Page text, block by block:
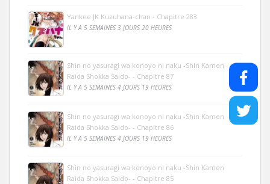
Yankee JK Kuzuhana-chan - Chapitre 283
IL Y A 5 SEMAINES 3 JOURS 20 HEURES
Shin no yasuragi wa konoyo ni naku -Shin Kamen
Raida Shokka Saido- - Chapitre 87
IL Y A 5 SEMAINES 4 JOURS 19 HEURES
Shin no yasuragi wa konoyo ni naku -Shin Kamen
Raida Shokka Saido- - Chapitre 86
IL Y A 5 SEMAINES 4 JOURS 19 HEURES
Shin no yasuragi wa konoyo ni naku -Shin Kamen
Raida Shokka Saido- - Chapitre 85